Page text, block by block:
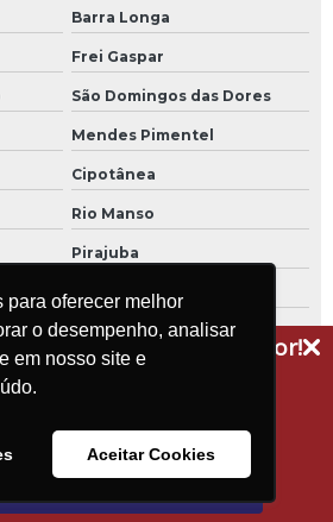
e novidades do setor!
nossa newsletter
para oferecer melhor
o desempenho, analisar
em nosso site e
Aceitar Cookies
Barra Longa
Frei Gaspar
São Domingos das Dores
Mendes Pimentel
Cipotânea
Rio Manso
Pirajuba
Senhora de Oliveira
Datas
Rio Espera
Bocaina de Minas